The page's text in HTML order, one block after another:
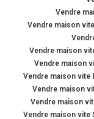
Vendre
Vendre maison
Vendre maison
Vendre maison
Vendre maison vite
Vendre maison
Vendre maison
Vendre maison vite